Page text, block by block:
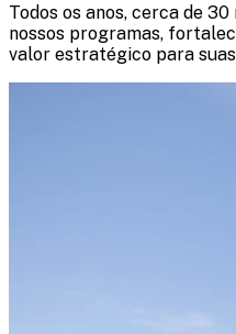
Todos os anos, cerca de
nossos programas,
valor estratégico para